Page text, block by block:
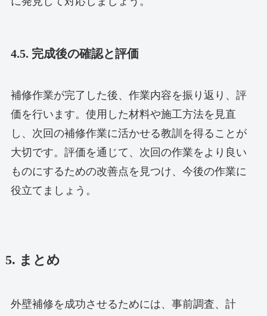
4.5. 完成後の確認と評価
補修作業が完了した後、作業内容を振り返り、評
価を行います。使用した材料や施工方法を見直
し、次回の補修作業に活かせる教訓を得ることが
大切です。評価を通じて、次回の作業をより良い
ものにするための改善点を見つけ、今後の作業に
役立てましょう。
5. まとめ
外壁補修を成功させるためには、事前調査、計